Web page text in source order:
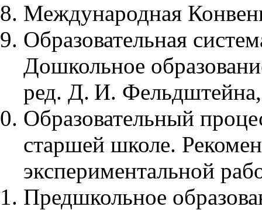
Международная
Образовательная
Дошкольное
ред. Д. И.
Образовательный
старшей школе.
экспериментальной
Предшкольное